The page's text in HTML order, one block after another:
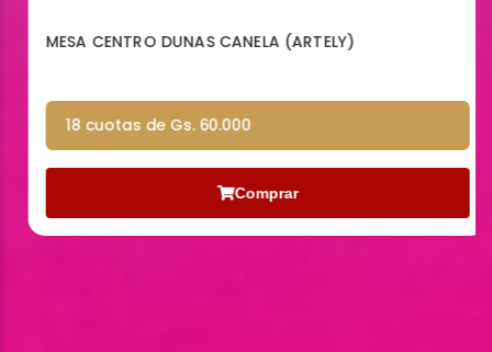
MESA CENTRO DUNAS CANELA (ARTELY)
18 cuotas de Gs. 60.000
Comprar